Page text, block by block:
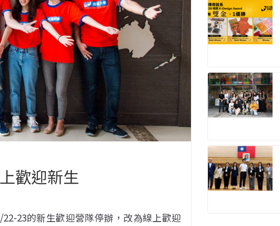
歡迎新生
23的新生歡迎營隊停辦，改為線上歡迎